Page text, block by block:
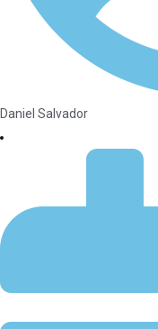
Daniel Salvador